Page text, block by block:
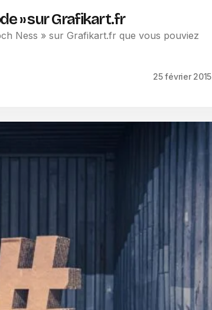
» sur Grafikart.fr
Ness » sur Grafikart.fr que vous pouviez
25 février 2015